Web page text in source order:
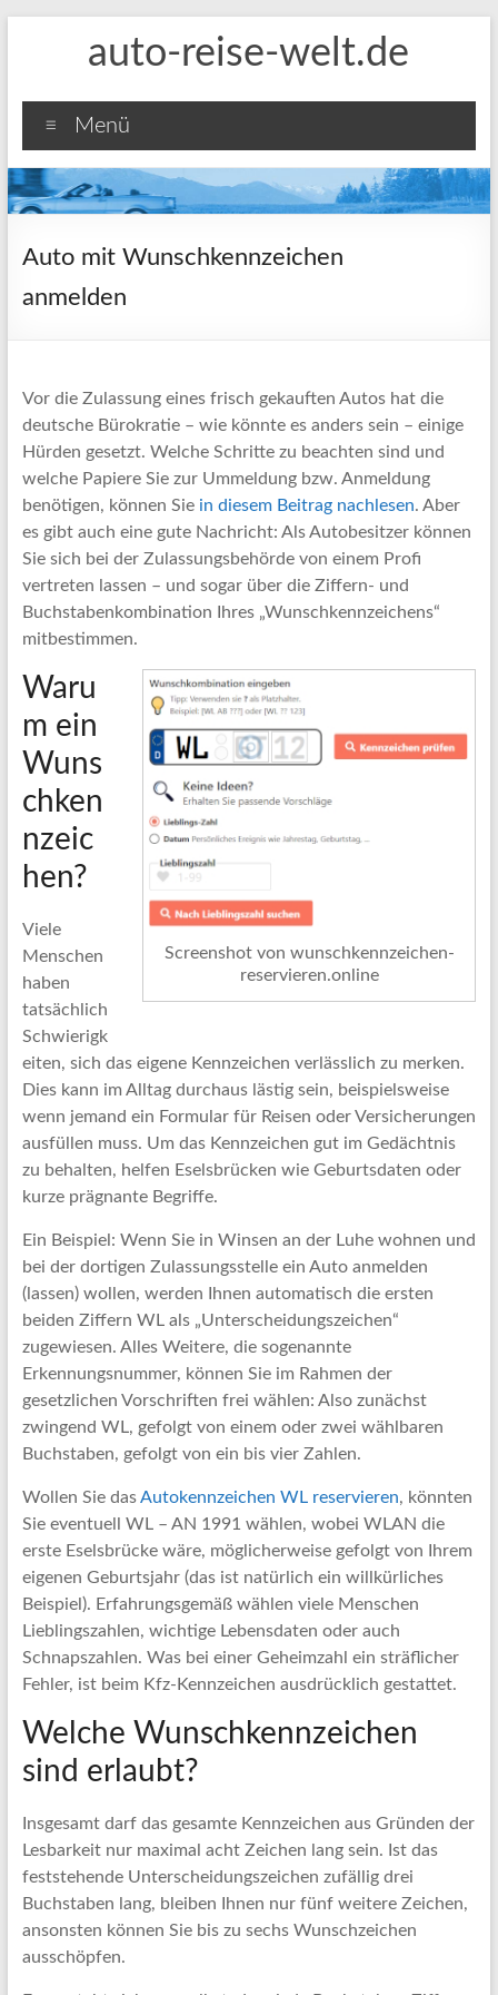
auto-reise-welt.de
Menü
Auto mit Wunschkennzeichen
anmelden
Vor die Zulassung eines frisch gekauften Autos hat die
deutsche Bürokratie – wie könnte es anders sein – einige
Hürden gesetzt. Welche Schritte zu beachten sind und
welche Papiere Sie zur Ummeldung bzw. Anmeldung
benötigen, können Sie in diesem Beitrag nachlesen. Aber
es gibt auch eine gute Nachricht: Als Autobesitzer können
Sie sich bei der Zulassungsbehörde von einem Profi
vertreten lassen – und sogar über die Ziffern- und
Buchstabenkombination Ihres „Wunschkennzeichens“
mitbestimmen.
Screenshot von wunschkennzeichen-
reservieren.online
Waru
m ein
Wuns
chken
nzeic
hen?
Viele
Menschen
haben
tatsächlich
Schwierigk
eiten, sich das eigene Kennzeichen verlässlich zu merken.
Dies kann im Alltag durchaus lästig sein, beispielsweise
wenn jemand ein Formular für Reisen oder Versicherungen
ausfüllen muss. Um das Kennzeichen gut im Gedächtnis
zu behalten, helfen Eselsbrücken wie Geburtsdaten oder
kurze prägnante Begriffe.
Ein Beispiel: Wenn Sie in Winsen an der Luhe wohnen und
bei der dortigen Zulassungsstelle ein Auto anmelden
(lassen) wollen, werden Ihnen automatisch die ersten
beiden Ziffern WL als „Unterscheidungszeichen“
zugewiesen. Alles Weitere, die sogenannte
Erkennungsnummer, können Sie im Rahmen der
gesetzlichen Vorschriften frei wählen: Also zunächst
zwingend WL, gefolgt von einem oder zwei wählbaren
Buchstaben, gefolgt von ein bis vier Zahlen.
Wollen Sie dasAutokennzeichen WL reservieren, könnten
Sie eventuell WL – AN 1991 wählen, wobei WLAN die
erste Eselsbrücke wäre, möglicherweise gefolgt von Ihrem
eigenen Geburtsjahr (das ist natürlich ein willkürliches
Beispiel). Erfahrungsgemäß wählen viele Menschen
Lieblingszahlen, wichtige Lebensdaten oder auch
Schnapszahlen. Was bei einer Geheimzahl ein sträflicher
Fehler, ist beim Kfz-Kennzeichen ausdrücklich gestattet.
Welche Wunschkennzeichen
sind erlaubt?
Insgesamt darf das gesamte Kennzeichen aus Gründen der
Lesbarkeit nur maximal acht Zeichen lang sein. Ist das
feststehende Unterscheidungszeichen zufällig drei
Buchstaben lang, bleiben Ihnen nur fünf weitere Zeichen,
ansonsten können Sie bis zu sechs Wunschzeichen
ausschöpfen.